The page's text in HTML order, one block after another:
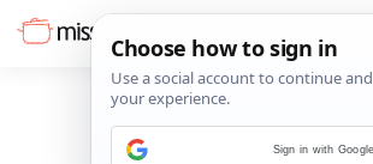
Sign in with Google